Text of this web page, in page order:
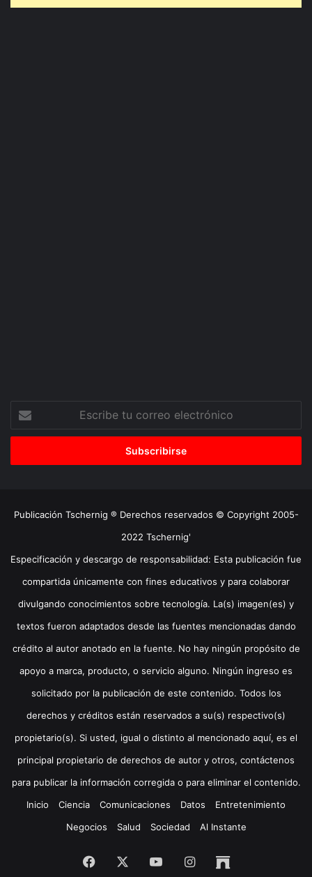
correo
Publicación Tschernig ® Derechos reservados © Copyright 2005-
2022 Tschernig'
Especificación y descargo de responsabilidad: Esta publicación fue
compartida únicamente con fines educativos y para colaborar
divulgando conocimientos sobre tecnología. La(s) imagen(es) y
textos fueron adaptados desde las fuentes mencionadas dando
crédito al autor anotado en la fuente. No hay ningún propósito de
apoyo a marca, producto, o servicio alguno. Ningún ingreso es
solicitado por la publicación de este contenido. Todos los
derechos y créditos están reservados a su(s) respectivo(s)
propietario(s). Si usted, igual o distinto al mencionado aquí, es el
principal propietario de derechos de autor y otros, contáctenos
para publicar la información corregida o para eliminar el contenido.
Inicio
Ciencia Comunicaciones Datos
Entretenimiento
Negocios
Salud Sociedad Al Instante
Facebook YouTubeInstagramArchive